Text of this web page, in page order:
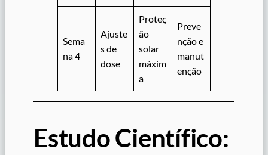
Sema
na 4
Ajuste
s de
dose
Proteç
ão
solar
máxim
a
Preve
nção e
manut
enção
Estudo Científico: